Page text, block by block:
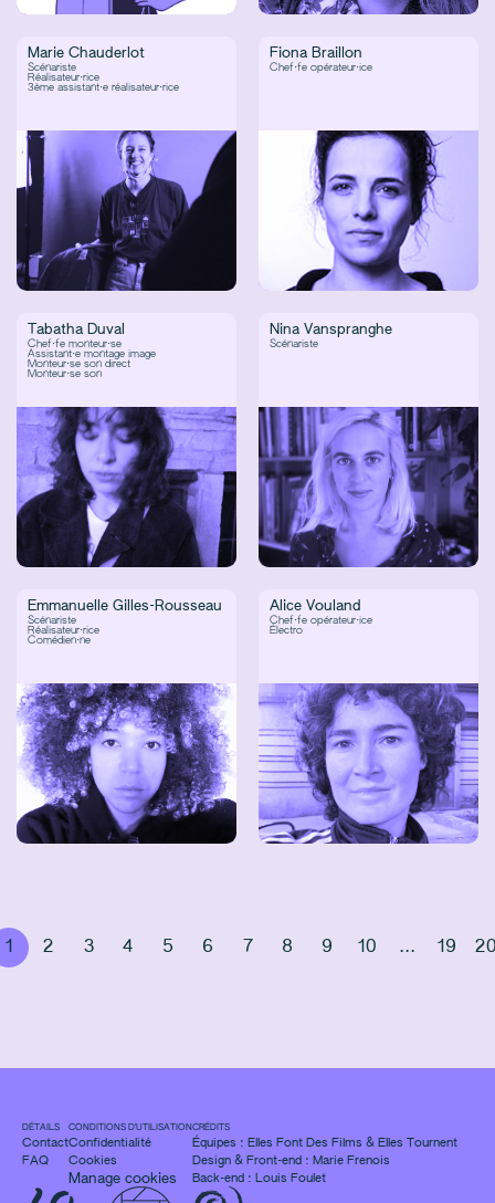
Marie Chauderlot
Scénariste
Réalisateur·rice
3ème assistant·e réalisateur·rice
Fiona Braillon
Chef·fe opérateur·ice
Tabatha Duval
Chef·fe monteur·se
Assistant·e montage image
Monteur·se son direct
Monteur·se son
Nina Vanspranghe
Scénariste
Emmanuelle Gilles-Rousseau
Scénariste
Réalisateur·rice
Comédien·ne
Alice Vouland
Chef·fe opérateur·ice
Électro
1 2 3 4 5 6 7 8 9 10 ... 19
DÉTAILS
Contact
FAQ
CONDITIONS D'UTILISATION
Confidentialité
Cookies
Manage cookies
CRÉDITS
Équipes : Elles Font Des Films & Elles Tournent
Design & Front-end : Marie Frenois
Back-end : Louis Foulet